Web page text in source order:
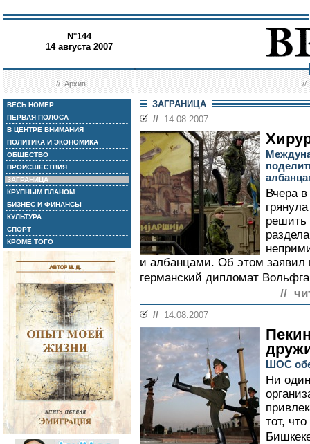
N°144
14 августа 2007
//Архив //
ВЕСЬ НОМЕР
ПЕРВАЯ ПОЛОСА
В ЦЕНТРЕ ВНИМАНИЯ
ПОЛИТИКА И ЭКОНОМИКА
ОБЩЕСТВО
ПРОИСШЕСТВИЯ
ЗАГРАНИЦА
КРУПНЫМ ПЛАНОМ
БИЗНЕС И ФИНАНСЫ
КУЛЬТУРА
СПОРТ
КРОМЕ ТОГО
ЗАГРАНИЦА
// 14.08.2007
Вчера
решить
и албанцами. Об этом заявил
германский дипломат
//
// 14.08.2007
ШОС
Ни
тот,